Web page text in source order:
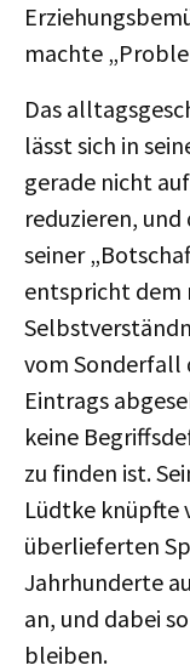
machte
Das
lässt sich in
gerade nicht
reduzieren,
seiner
entspricht dem
vom Sonderfall
Eintrags
keine
zu finden ist.
Lüdtke knüpfte
überlieferten
Jahrhunderte
an, und dabei
bleiben.